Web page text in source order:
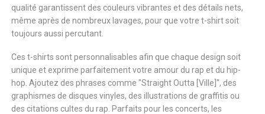
qualité garantissent des couleurs vibrantes et des détails nets,
même après de nombreux lavages, pour que votre t-shirt soit
toujours aussi percutant.
Ces t-shirts sont personnalisables afin que chaque design soit
unique et exprime parfaitement votre amour du rap et du hip-
hop. Ajoutez des phrases comme "Straight Outta [Ville]", des
graphismes de disques vinyles, des illustrations de graffitis ou
des citations cultes du rap. Parfaits pour les concerts, les